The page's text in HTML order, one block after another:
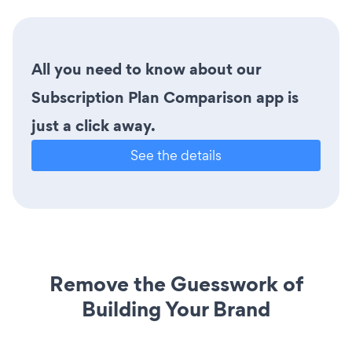
All you need to know about our
Subscription Plan Comparison app is
just a click away.
See the details
Remove the Guesswork of
Building Your Brand